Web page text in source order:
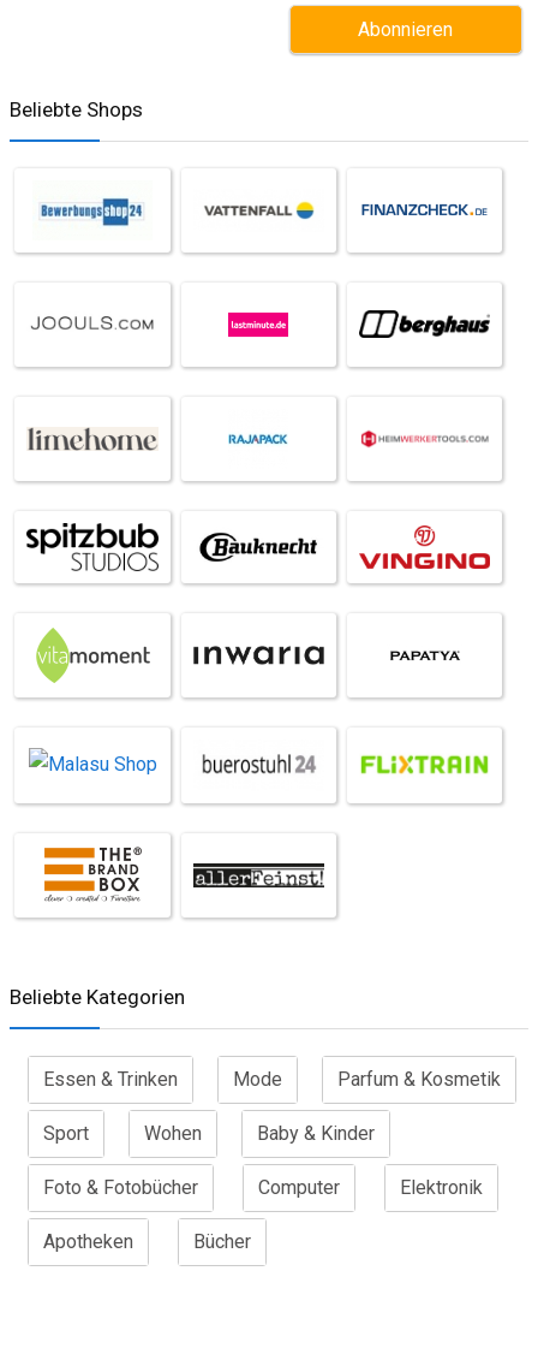
Beliebte Shops
Beliebte Kategorien
Essen & Trinken Mode Parfum & Kosmetik
Sport Wohen Baby & Kinder
Foto & Fotobücher Computer Elektronik
Apotheken Bücher